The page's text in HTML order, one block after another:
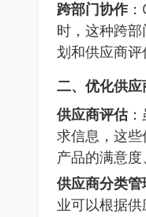
跨部门协作：
时，这种跨
划和供应商评
二、优化供
供应商评估：
求信息，这
产品的满意度
供应商分类管
业可以根据